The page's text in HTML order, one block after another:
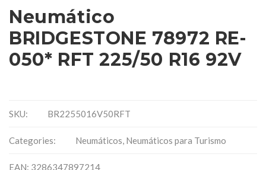
Neumático
BRIDGESTONE 78972 RE-
050* RFT 225/50 R16 92V
SKU: BR2255016V50RFT
Categories: Neumáticos, Neumáticos para Turismo
EAN: 3286347897214